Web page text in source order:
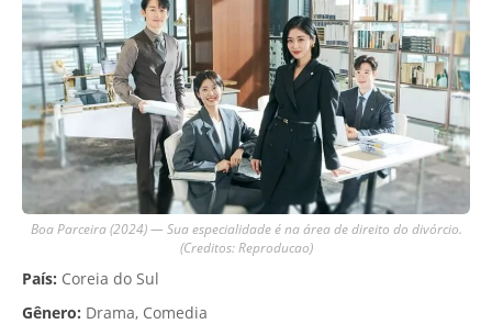
Boa Parceira (2024) — Sua especialidade é na área de direito do divórcio.
(Creditos: Reproducao)
País: Coreia do Sul
Gênero: Drama, Comedia